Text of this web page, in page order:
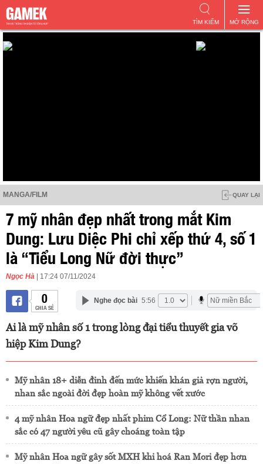
MỞ RỘNG
TÌM KIẾM
MANGA/FILM QUAY LẠI
7 mỹ nhân đẹp nhất trong mắt Kim
Dung: Lưu Diệc Phi chỉ xếp thứ 4, số 1
là “Tiểu Long Nữ đời thực”
Ngọc Hà | 17:24 07/11/2024
0
CHIA SẺ
Nghe đọc bài 5:56
Ai là mỹ nhân số 1 trong lòng đại tiểu thuyết gia võ
hiệp Kim Dung?
Mỹ nhân 18+ diễn đỉnh đến mức khiến khán giả rợn người,
nhan sắc ngoài đời đẹp hoàn mỹ không vết xước
4 mỹ nhân Hoa ngữ đẹp nhất phim Cổ Long: Nữ thần nhan
sắc có 47 người yêu cũ gây choáng toàn tập
Mỹ nhân Hoa ngữ gây sốt MXH khi hoá Ran Mori đẹp hơn